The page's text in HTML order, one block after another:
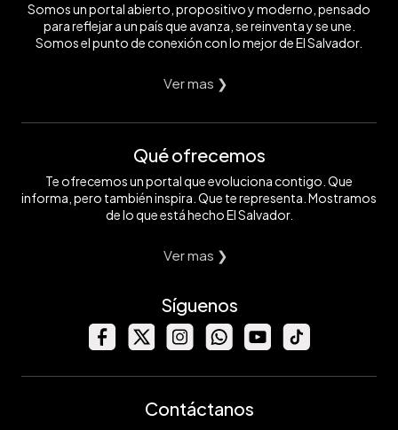
Somos un portal abierto, propositivo y moderno, pensado
para reflejar a un país que avanza, se reinventa y se une.
Somos el punto de conexión con lo mejor de El Salvador.
Ver mas ❯
Qué ofrecemos
Te ofrecemos un portal que evoluciona contigo. Que
informa, pero también inspira. Que te representa. Mostramos
de lo que está hecho El Salvador.
Ver mas ❯
Síguenos
Contáctanos